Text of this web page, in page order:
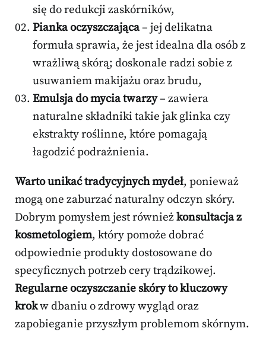
się do redukcji zaskórników,
Pianka oczyszczająca– jej delikatna
formuła sprawia, że jest idealna dla osób z
wrażliwą skórą; doskonale radzi sobie z
usuwaniem makijażu oraz brudu,
Emulsja do mycia twarzy– zawiera
naturalne składniki takie jak glinka czy
ekstrakty roślinne, które pomagają
łagodzić podrażnienia.
Warto unikać tradycyjnych mydeł, ponieważ
mogą one zaburzać naturalny odczyn skóry.
Dobrym pomysłem jest równieżkonsultacja z
kosmetologiem, który pomoże dobrać
odpowiednie produkty dostosowane do
specyficznych potrzeb cery trądzikowej.
Regularne oczyszczanie skóry to kluczowy
krokw dbaniu o zdrowy wygląd oraz
zapobieganie przyszłym problemom skórnym.